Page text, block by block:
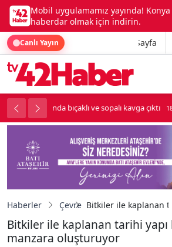
Mobil uygulamamız yayında!
haberdar olmak için indirin.
Canlı Yayın Ana Sayfa
kavga çıktı 18:34 Lüks otomobille kar
Haberler Çevre Bitkiler ile kaplanan
Bitkiler ile kaplanan tarihi yapı
manzara oluşturuyor